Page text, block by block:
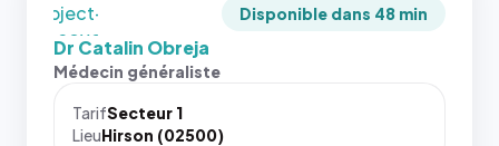
`object-
fit: cover`.
Sans ces
navigateur
Disponible dans 48 min
Dr Catalin Obreja
Médecin généraliste
TarifSecteur 1
LieuHirson (02500)
picture`,
et un
rapport 1:1
juste à
toutes les